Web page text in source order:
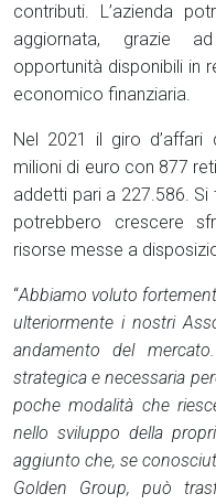
contributi. L’azienda
aggiornata, grazie
opportunità disponibili in
economico finanziaria.
Nel 2021 il giro
milioni di euro con 877
addetti pari a 227.586.
potrebbero crescere
risorse messe a
“Abbiamo voluto
ulteriormente i nostri
andamento del
strategica e necessaria
poche modalità che
nello sviluppo della
aggiunto che, se
Golden Group, può